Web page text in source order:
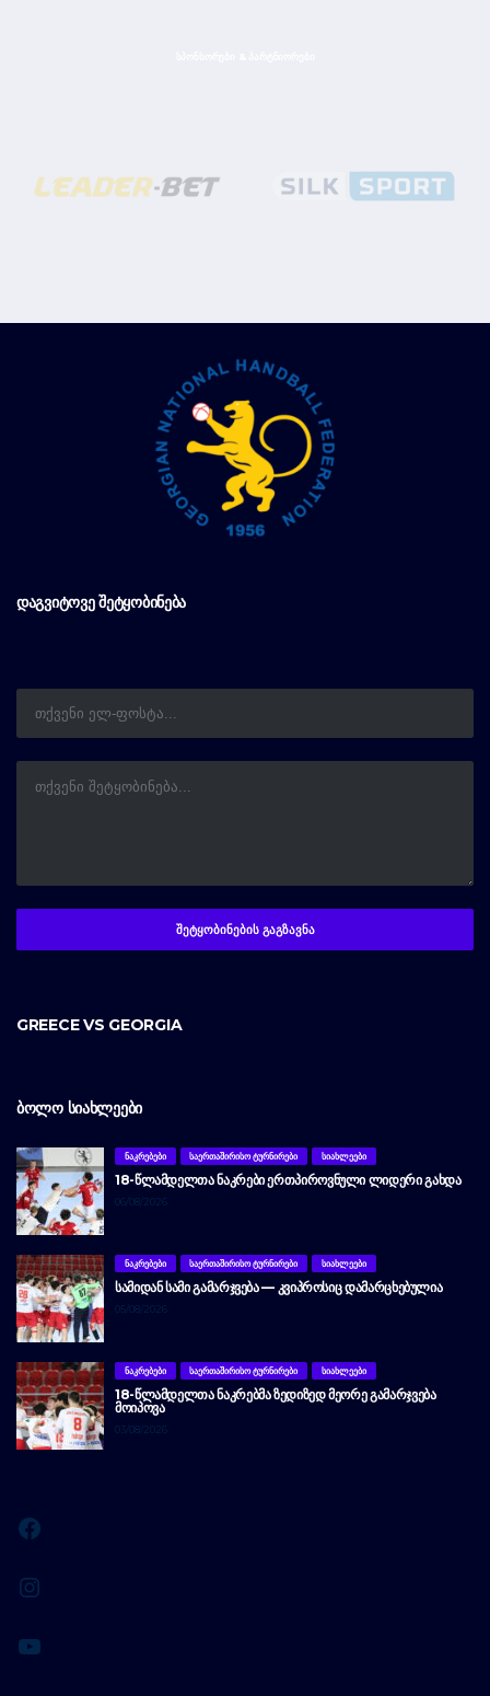
ᲓᲐᲒᲕᲘᲢᲝᲕᲔ ᲨᲔᲢᲧᲝᲑᲘᲜᲔᲑᲐ
GREECE VS GEORGIA
ᲑᲝᲚᲝ ᲡᲘᲐᲮᲚᲔᲔᲑᲘ
ᲜᲐᲙᲠᲔᲑᲔᲑᲘ ᲡᲐᲔᲠᲗᲐᲨᲘᲠᲘᲡᲝ ᲢᲣᲠᲜᲘᲠᲔᲑᲘ ᲡᲘᲐᲮᲚᲔᲔᲑᲘ
18-ᲬᲚᲐᲛᲓᲔᲚᲗᲐ ᲜᲐᲙᲠᲔᲑᲘ ᲔᲠᲗᲞᲘᲠᲝᲕᲜᲣᲚᲘ ᲚᲘᲓᲔᲠᲘ ᲒᲐᲮᲓᲐ
06/08/2026
ᲜᲐᲙᲠᲔᲑᲔᲑᲘ ᲡᲐᲔᲠᲗᲐᲨᲘᲠᲘᲡᲝ ᲢᲣᲠᲜᲘᲠᲔᲑᲘ ᲡᲘᲐᲮᲚᲔᲔᲑᲘ
ᲡᲐᲛᲘᲓᲐᲜ ᲡᲐᲛᲘ ᲒᲐᲛᲐᲠᲯᲕᲔᲑᲐ — ᲙᲕᲘᲞᲠᲝᲡᲘᲪ ᲓᲐᲛᲐᲠᲪᲮᲔᲑᲣᲚᲘᲐ
05/08/2026
ᲜᲐᲙᲠᲔᲑᲔᲑᲘ ᲡᲐᲔᲠᲗᲐᲨᲘᲠᲘᲡᲝ ᲢᲣᲠᲜᲘᲠᲔᲑᲘ ᲡᲘᲐᲮᲚᲔᲔᲑᲘ
18-ᲬᲚᲐᲛᲓᲔᲚᲗᲐ ᲜᲐᲙᲠᲔᲑᲛᲐ ᲖᲔᲓᲘᲖᲔᲓ ᲛᲔᲝᲠᲔ ᲒᲐᲛᲐᲠᲯᲕᲔᲑᲐ
ᲛᲝᲘᲞᲝᲕᲐ
03/08/2026
Facebook
Instagram
YouTube